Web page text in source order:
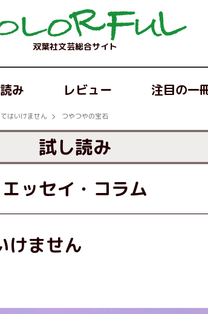
双葉社文芸総合サイト
み レビュー 注目の一
はいけません つやつやの宝石
試し読み
エッセイ・コラム
けません